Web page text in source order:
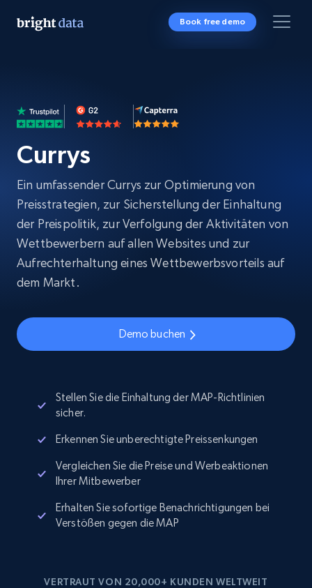
Book free demo
Currys
Ein umfassender Currys zur Optimierung von
Preisstrategien, zur Sicherstellung der Einhaltung
der Preispolitik, zur Verfolgung der Aktivitäten von
Wettbewerbern auf allen Websites und zur
Aufrechterhaltung eines Wettbewerbsvorteils auf
dem Markt.
Demo buchen
Stellen Sie die Einhaltung der MAP-Richtlinien
sicher.
Erkennen Sie unberechtigte Preissenkungen
Vergleichen Sie die Preise und Werbeaktionen
Ihrer Mitbewerber
Erhalten Sie sofortige Benachrichtigungen bei
Verstößen gegen die MAP
VERTRAUT VON 20,000+ KUNDEN WELTWEIT